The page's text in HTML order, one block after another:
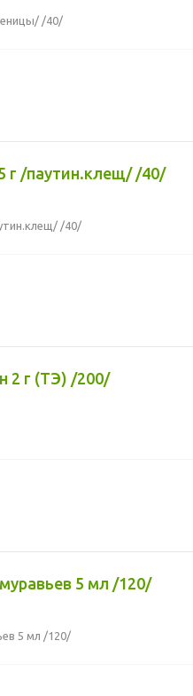
/40/
супер 25 г /паутин.клещ/ /40/
/40/
2 г (ТЭ) /200/
5 мл /120/
5 мл /120/